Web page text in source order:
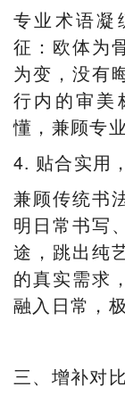
专业术语凝
征：欧体为
为变，没有
行内的审美
懂，兼顾专
4. 贴合实用
兼顾传统书
明日常书写
途，跳出纯
的真实需求
融入日常，
三、增补对